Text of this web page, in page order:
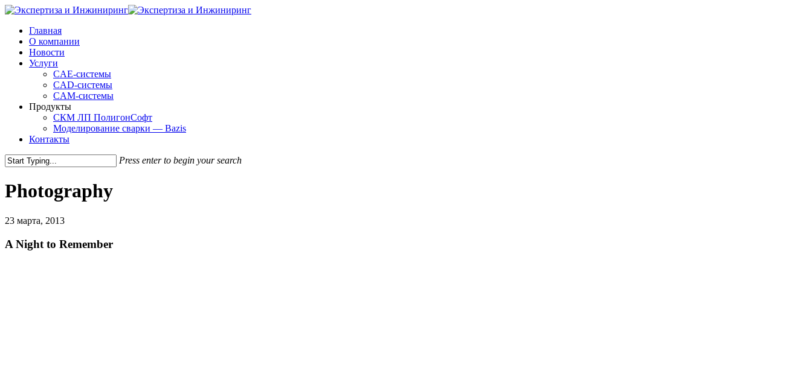
Skip
main
content
Menu
Главная
О компании
Новости
Услуги
CAE-системы
CAD-системы
CAM-системы
Продукты
СКМ ЛП ПолигонСофт
Моделирование сварки — Bazis
Контакты
Press enter to begin your search
Search
Photography
23 марта, 2013
A Night to Remember